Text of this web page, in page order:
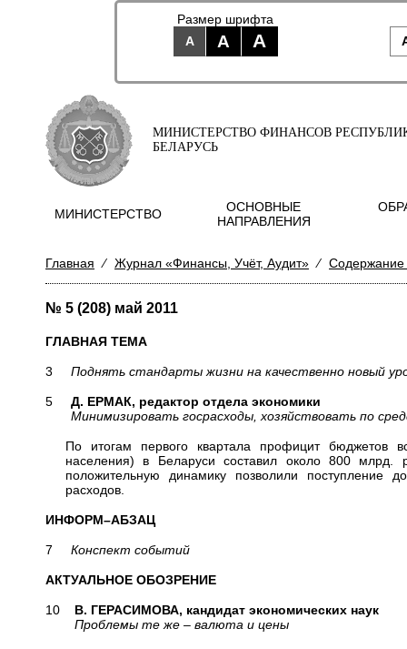
Размер шрифта
A
A A
МИНИСТЕРСТВО ФИНАНСОВ
БЕЛАРУСЬ
МИНИСТЕРСТВО
ОСНОВНЫЕ
НАПРАВЛЕНИЯ
Главная ⁄ Журнал «Финансы, Учёт, Аудит» ⁄
№ 5 (208) май 2011
ГЛАВНАЯ ТЕМА
3 Поднять стандарты жизни на качественно новый
5 Д. ЕРМАК, редактор отдела экономики
Минимизировать госрасходы, хозяйствовать по
По итогам первого квартала профицит бюджетов
населения) в Беларуси составил около 800
положительную динамику позволили поступление
расходов.
ИНФОРМ–АБЗАЦ
7 Конспект событий
АКТУАЛЬНОЕ ОБОЗРЕНИЕ
10 В. ГЕРАСИМОВА, кандидат экономических наук
Проблемы те же – валюта и цены